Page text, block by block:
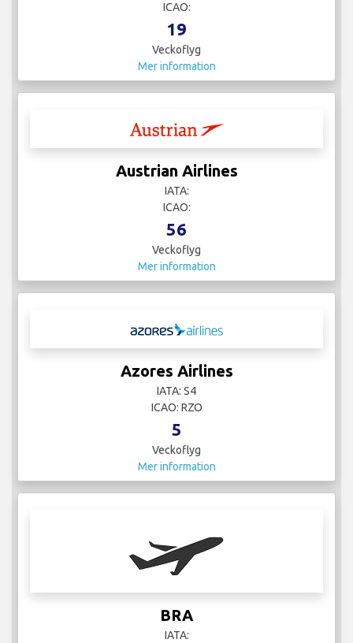
ICAO:
19
Veckoflyg
Mer information
Austrian Airlines
IATA:
ICAO:
56
Veckoflyg
Mer information
Azores Airlines
IATA: S4
ICAO: RZO
5
Veckoflyg
Mer information
BRA
IATA: